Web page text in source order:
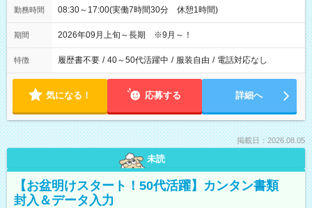
勤務時間 08:30～17:00(実働7時間30分 休憩1時間)
期間 2026年09月上旬～長期 ※9月～！
特徴 履歴書不要 / 40～50代活躍中 / 服装自由 / 電話対応なし
気になる！ 応募する 詳細へ
掲載日：2026.08.05
未読
【お盆明けスタート！50代活躍】カンタン書類
封入＆データ入力